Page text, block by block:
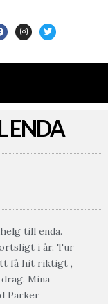
ENDA
till enda.
i år. Tur
få hit riktigt ,
Mina
Parker